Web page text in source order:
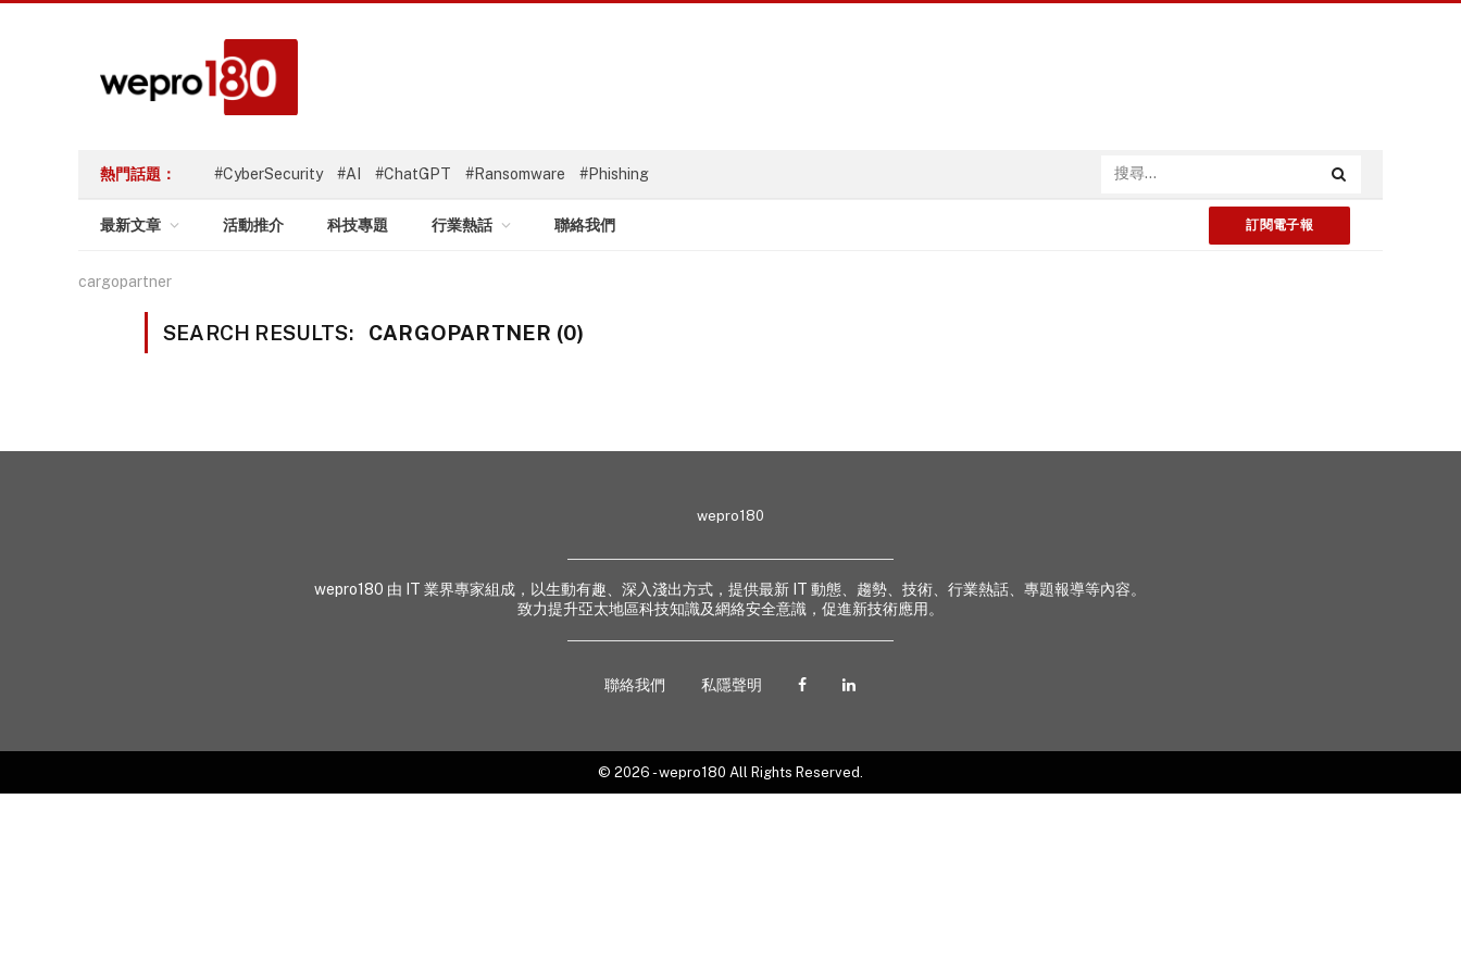
熱門話題： #CyberSecurity #AI #ChatGPT #Ransomware #Phishing
最新文章 活動推介 科技專題 行業熱話 聯絡我們 訂閱電子報
cargopartner
SEARCH RESULTS: CARGOPARTNER (0)
wepro180
wepro180 由 IT 業界專家組成，以生動有趣、深入淺出方式，提供最新 IT 動態、趨勢、技術、行業熱話、專題報導等內容。
致力提升亞太地區科技知識及網絡安全意識，促進新技術應用。
聯絡我們 私隱聲明
© 2026 - wepro180 All Rights Reserved.